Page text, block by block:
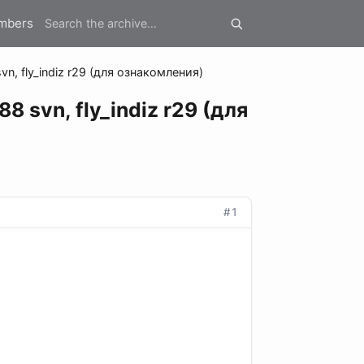
fly_indiz r29 (для ознакомления)
svn, fly_indiz r29 (для
#1